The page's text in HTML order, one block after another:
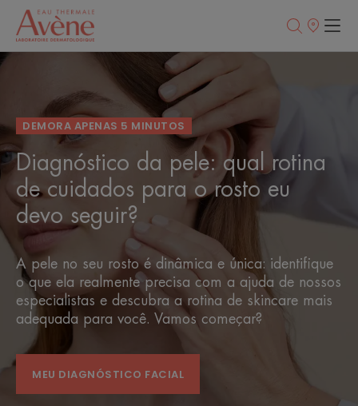
Pontos
venda
DEMORA APENAS 5 MINUTOS
Diagnóstico da pele: qual rotina
de cuidados para o rosto eu
devo seguir?
A pele no seu rosto é dinâmica e única: identifique
o que ela realmente precisa com a ajuda de nossos
especialistas e descubra a rotina de skincare mais
adequada para você. Vamos começar?
MEU DIAGNÓSTICO FACIAL